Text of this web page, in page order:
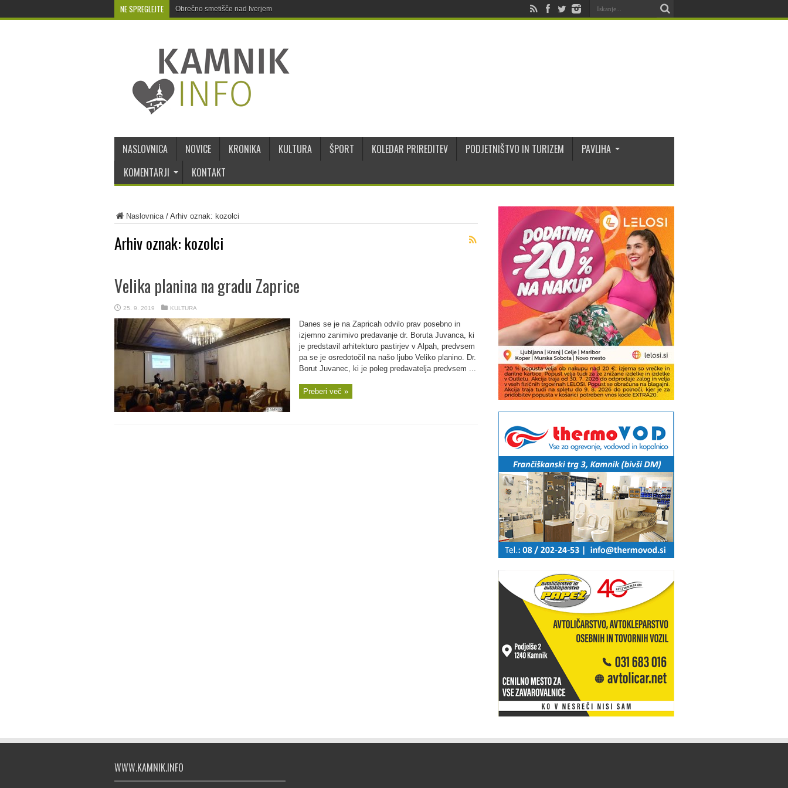
NE SPREGLEJTE Obrečno smetišče nad Iverjem
NASLOVNICA NOVICE KRONIKA KULTURA ŠPORT KOLEDAR PRIREDITEV PODJETNIŠTVO IN TURIZEM
PAVLIHA
KOMENTARJI
KONTAKT
Naslovnica/ Arhiv oznak: kozolci
Arhiv oznak: kozolci
Velika planina na gradu Zaprice
25. 9. 2019 KULTURA
Danes se je na Zapricah odvilo prav posebno in
izjemno zanimivo predavanje dr. Boruta Juvanca, ki
je predstavil arhitekturo pastirjev v Alpah, predvsem
pa se je osredotočil na našo ljubo Veliko planino. Dr.
Borut Juvanec, ki je poleg predavatelja predvsem ...
Preberi več »
WWW.KAMNIK.INFO